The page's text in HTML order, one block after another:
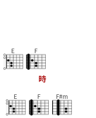
E F
時
E F F#m